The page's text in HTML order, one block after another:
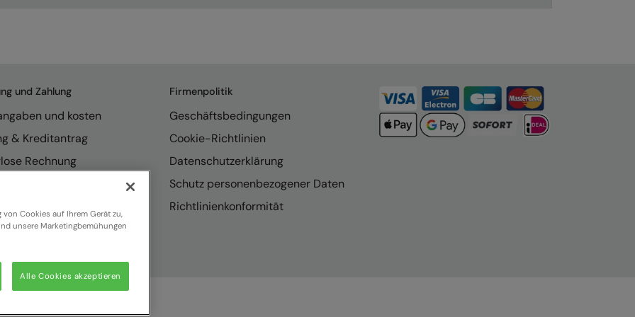
und Zahlung
und kosten
& Kreditantrag
Rechnung
Firmenpolitik
Geschäftsbedingungen
Cookie-Richtlinien
Datenschutzerklärung
Schutz personenbezogener Daten
Richtlinienkonformität
Cookies auf Ihrem Gerät zu,
unsere Marketingbemühungen
Alle Cookies akzeptieren